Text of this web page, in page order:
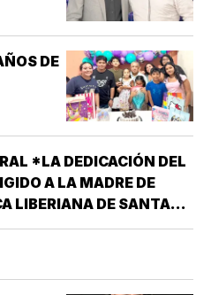
DE
*LA DEDICACIÓN DEL
A LA MADRE DE
LIBERIANA DE SANTA
NUESTRA SEÑORA
EMIGDIO OBISPO Y